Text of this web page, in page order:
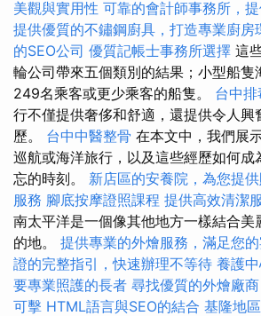
美觀與實用性 可靠的會計師事務所，
提供優質的不鏽鋼廚具，打造專業廚房
的SEO公司 優質記帳士事務所選擇 這
輪公司帶來五個類別的結果；小型船隻
249名乘客或更少乘客的船隻。 台中
行不僅提供奢侈和舒適，還提供令人興
歷。 台中中醫整骨 在本文中，我們展
巡航或海洋旅行，以及這些經歷如何成
忘的時刻。 新店區的安養院，為您提
服務 腳底按摩證照課程 提供高效清潔
南太平洋是一個像其他地方一樣結合美
的地。 提供專業的外燴服務，滿足您
證的完整指引，快速辦理不等待 養護
要專業照護的長者 尋找優質的外燴廠
可擊 HTML語言與SEO的結合 基隆地